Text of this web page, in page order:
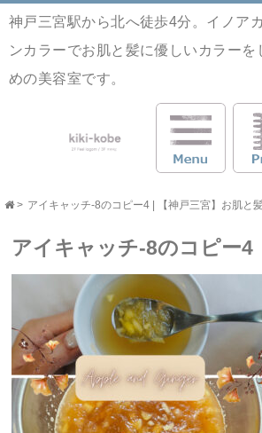
神戸三宮駅から北へ徒歩4分。イノア
ンカラーでお肌と髪に優しいカラーを
めの美容室です。
> アイキャッチ-8のコピー4 | 【神戸三宮】お肌と
アイキャッチ-8のコピー4